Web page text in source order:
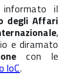
informato il
degli Affari
,
e diramato
con le
IoC.